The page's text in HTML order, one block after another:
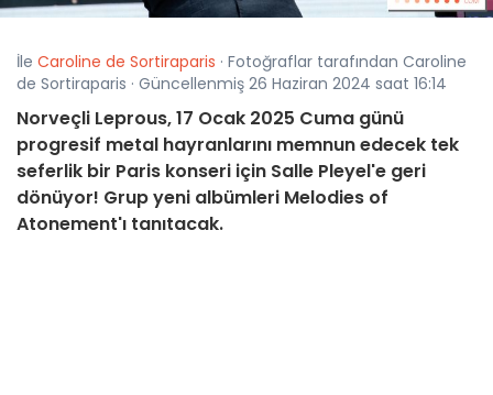
İle Caroline de Sortiraparis · Fotoğraflar tarafından Caroline
de Sortiraparis · Güncellenmiş 26 Haziran 2024 saat 16:14
Norveçli Leprous, 17 Ocak 2025 Cuma günü
progresif metal hayranlarını memnun edecek tek
seferlik bir Paris konseri için Salle Pleyel'e geri
dönüyor! Grup yeni albümleri Melodies of
Atonement'ı tanıtacak.